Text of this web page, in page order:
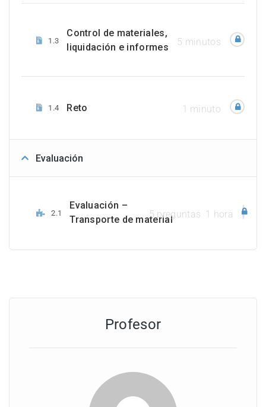
1.3
Control de materiales,
liquidación e informes
5 minutos
1.4 Reto 1 minuto
Evaluación
2.1
Evaluación –
Transporte de material5 preguntas 1 hora
Profesor